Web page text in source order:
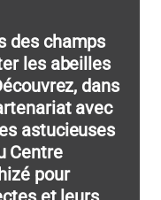
des champs
les abeilles
dans
avec
astucieuses
Centre
pour